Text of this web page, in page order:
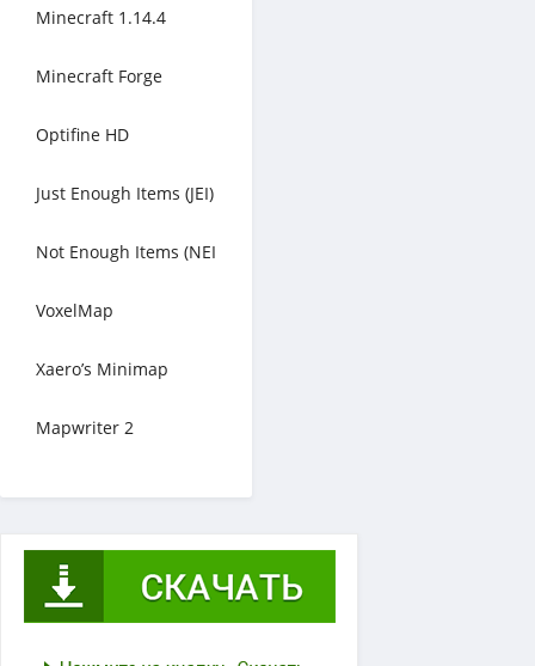
Minecraft 1.14.4
Minecraft Forge
Optifine HD
Just Enough Items (JEI)
Not Enough Items (NEI
VoxelMap
Xaero’s Minimap
Mapwriter 2